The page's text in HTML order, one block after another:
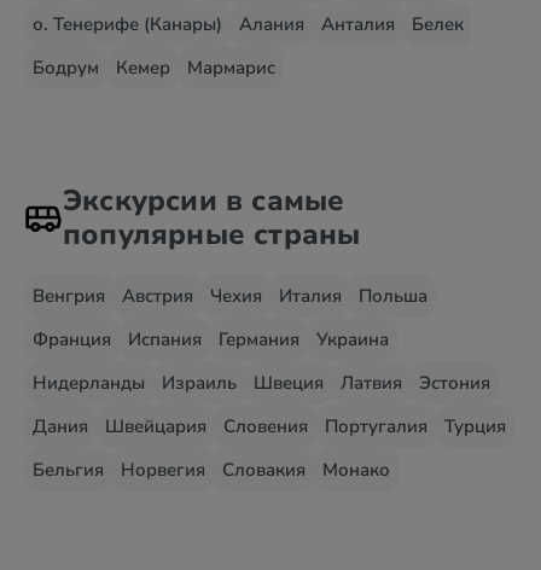
о. Тенерифе (Канары)
Алания Анталия
Белек
Бодрум
Кемер Мармарис
Экскурсии в самые
популярные страны
Венгрия Австрия Чехия Италия
Польша
Франция
Испания Германия
Украина
Нидерланды
Израиль Швеция Латвия
Эстония
Дания
Швейцария Словения Португалия
Турция
Бельгия
Норвегия Словакия Монако